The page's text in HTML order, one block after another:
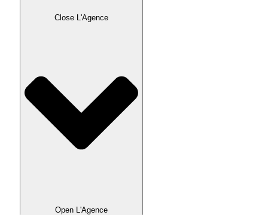
Close L'Agence
Open L'Agence